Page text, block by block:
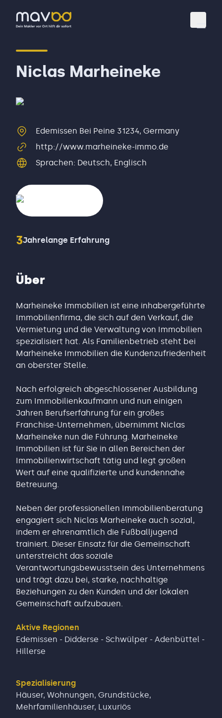
Niclas Marheineke
Edemissen Bei Peine 31234, Germany
http://www.marheineke-immo.de
Sprachen: Deutsch, Englisch
3Jahrelange Erfahrung
Über
Marheineke Immobilien ist eine inhabergeführte
Immobilienfirma, die sich auf den Verkauf, die
Vermietung und die Verwaltung von Immobilien
spezialisiert hat. Als Familienbetrieb steht bei
Marheineke Immobilien die Kundenzufriedenheit
an oberster Stelle.
Nach erfolgreich abgeschlossener Ausbildung
zum Immobilienkaufmann und nun einigen
Jahren Berufserfahrung für ein großes
Franchise-Unternehmen, übernimmt Niclas
Marheineke nun die Führung. Marheineke
Immobilien ist für Sie in allen Bereichen der
Immobilienwirtschaft tätig und legt großen
Wert auf eine qualifizierte und kundennahe
Betreuung.
Neben der professionellen Immobilienberatung
engagiert sich Niclas Marheineke auch sozial,
indem er ehrenamtlich die Fußballjugend
trainiert. Dieser Einsatz für die Gemeinschaft
unterstreicht das soziale
Verantwortungsbewusstsein des Unternehmens
und trägt dazu bei, starke, nachhaltige
Beziehungen zu den Kunden und der lokalen
Gemeinschaft aufzubauen.
Aktive Regionen
Edemissen - Didderse - Schwülper - Adenbüttel -
Hillerse
Spezialisierung
Häuser, Wohnungen, Grundstücke,
Mehrfamilienhäuser, Luxuriös